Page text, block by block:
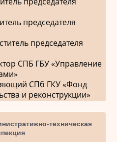
председателя
председателя
СПБ ГБУ «Управление
СПб ГКУ «Фонд
и реконструкции»
техническая